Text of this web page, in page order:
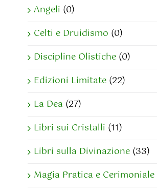
Angeli (0)
Celti e Druidismo (0)
Discipline Olistiche (0)
Edizioni Limitate (22)
La Dea (27)
Libri sui Cristalli (11)
Libri sulla Divinazione (33)
Magia Pratica e Cerimoniale